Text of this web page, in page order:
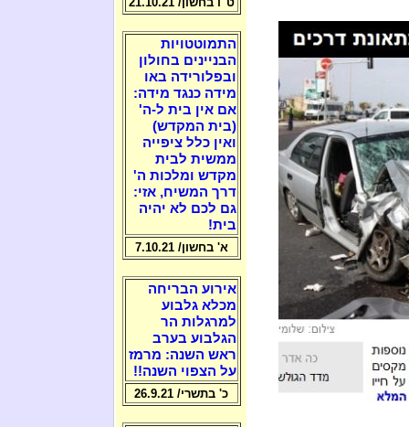
התמוטטויות
הבניינים בחולון
ובפלורידה באו
מידה כנגד מידה:
אם אין בית ל-ה'
(בית המקדש)
ואין כלל ציפייה
ממשית לבית
מקדש ומלכות ה'
דרך המשיח, אזי:
גם לכם לא יהיה
בית!
א' בחשון/ 7.10.21
אירוע הבריחה
מכלא גלבוע
למרגלות הר
הגלבוע בערב
ראש השנה: מרמז
על הצפוי השנה!!
כ' בתשרי/ 26.9.21